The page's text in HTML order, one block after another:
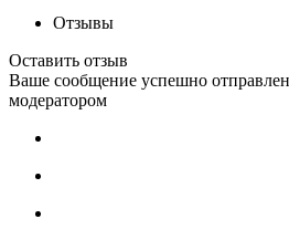
Отзывы
Оставить отзыв
Ваше сообщение успешно
модератором